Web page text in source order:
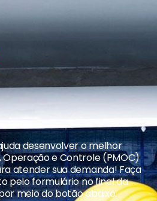
desenvolver o melhor
Operação e Controle (PMOC)
atender sua demanda! Faça
pelo formulário no final da
meio do botão abaixo.